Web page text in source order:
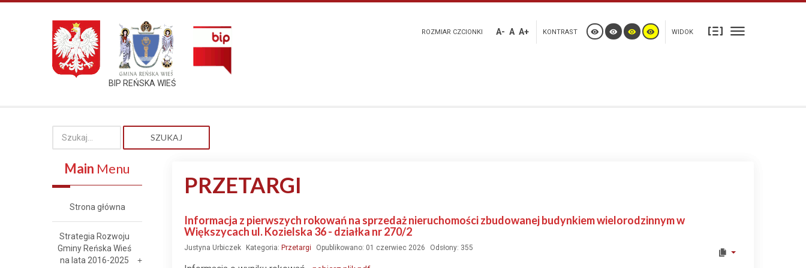
BIP REŃSKA WIEŚ
ROZMIAR CZCIONKI A- A A+ KONTRAST WIDOK
SZUKAJ
PRZETARGI
Informacja z pierwszych rokowań na sprzedaż nieruchomości zbudowanej budynkiem wielorodzinnym w
Większycach ul. Kozielska 36 - działka nr 270/2
Justyna Urbiczek Kategoria: Przetargi Opublikowano: 01 czerwiec 2026 Odsłony: 355
Main Menu
Strona główna
Strategia Rozwoju
Gminy Reńska Wieś
na lata 2016-2025